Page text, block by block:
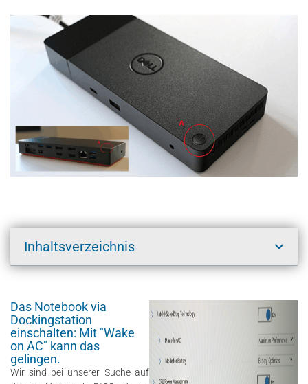
Inhaltsverzeichnis
Das Notebook via
Dockingstation
einschalten: Mit "Wake
on AC" kann das
gelingen.
Wir sind bei unserer Suche auf